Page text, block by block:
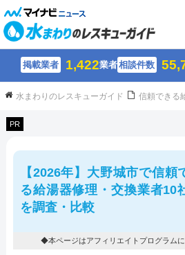
掲載業者 1,422業者相談件数
水まわりのレスキューガイド 信頼できる
PR
【2026年】大野城市で信頼
る給湯器修理・交換業者10
を調査・比較
◆本ページはアフィリエイトプログラムに